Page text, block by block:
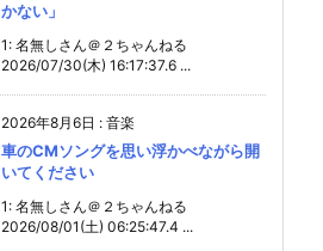
かない」
1: 名無しさん＠２ちゃんねる
2026/07/30(木) 16:17:37.6 ...
2026年8月6日 : 音楽
車のCMソングを思い浮かべながら開
いてください
1: 名無しさん＠２ちゃんねる
2026/08/01(土) 06:25:47.4 ...